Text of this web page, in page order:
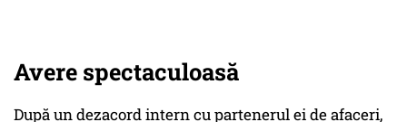
Avere spectaculoasă
După un dezacord intern cu partenerul ei de afaceri,